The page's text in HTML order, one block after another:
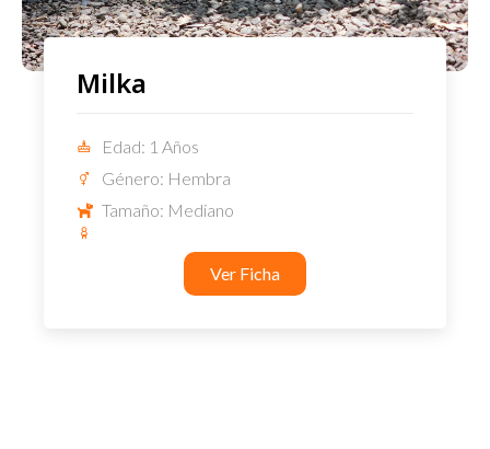
Milka
Edad: 1 Años
Género: Hembra
Tamaño: Mediano
Ver Ficha